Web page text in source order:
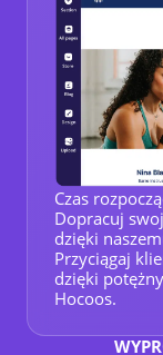
Czas
Dopracuj
dzięki
Przyciągaj
dzięki
Hocoos.